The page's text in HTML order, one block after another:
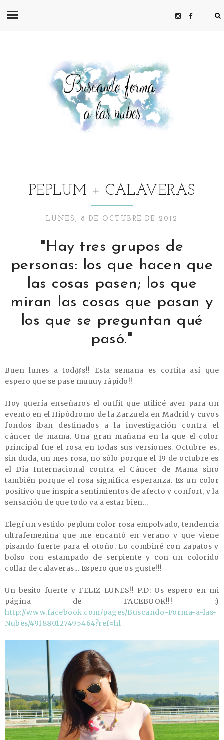
PEPLUM + CALAVERAS
LUNES, 8 DE OCTUBRE DE 2012
"Hay tres grupos de
personas: los que hacen que
las cosas pasen; los que
miran las cosas que pasan y
los que se preguntan qué
pasó."
Buen lunes a tod@s!! Esta semana es cortita así que
espero que se pase muuuy rápido!!
Hoy quería enseñaros el outfit que utilicé ayer para un
evento en el Hipódromo de la Zarzuela en Madrid y cuyos
fondos iban destinados a la investigación contra el
cáncer de mama. Una gran mañana en la que el color
principal fue el rosa en todas sus versiones. Octubre es,
sin duda, un mes rosa, no sólo porque el 19 de octubre es
el Día Internacional contra el Cáncer de Mama sino
también porque el rosa significa esperanza. Es un color
positivo que inspira sentimientos de afecto y confort, y la
sensación de que todo va a estar bien...
Elegí un vestido peplum color rosa empolvado, tendencia
ultrafemenina que me encantó en verano y que viene
pisando fuerte para el otoño. Lo combiné con zapatos y
bolso con estampado de serpiente y con un colorido
collar de calaveras... Espero que os guste!!!
Un besito fuerte y FELIZ LUNES!! P.D: Os espero en mi
página de FACEBOOK!!! :)
http://www.facebook.com/pages/Buscando-Forma-a-las-
Nubes/491880127495464?ref=hl